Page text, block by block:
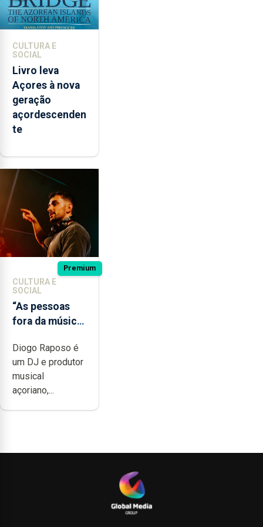
CULTURA E
SOCIAL
Livro leva
Açores à nova
geração
açordescenden
te
Premium
CULTURA E
SOCIAL
“As pessoas
fora da música
noção do quão
difícil é
produzir uma
música”
Diogo Raposo é
um DJ e produtor
musical
açoriano,...